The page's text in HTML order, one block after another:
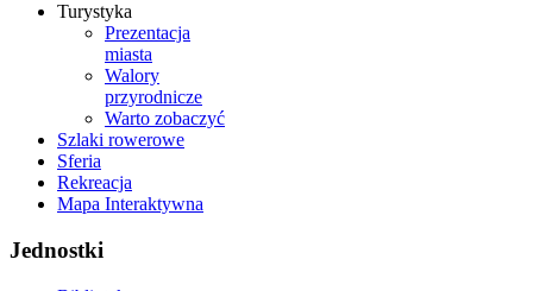
Turystyka
Prezentacja
miasta
Walory
przyrodnicze
Warto zobaczyć
Szlaki rowerowe
Sferia
Rekreacja
Mapa Interaktywna
Jednostki